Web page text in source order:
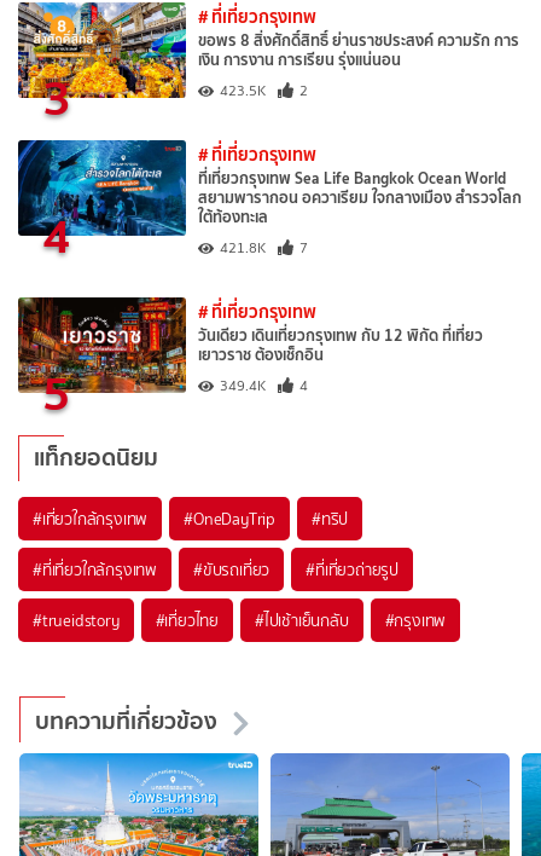
3
# ที่เที่ยวกรุงเทพ
ขอพร 8 สิ่งศักดิ์สิทธิ์ ย่านราชประสงค์ ความรัก การ
เงิน การงาน การเรียน รุ่งแน่นอน
423.5K 2
4
# ที่เที่ยวกรุงเทพ
ที่เที่ยวกรุงเทพ Sea Life Bangkok Ocean World
สยามพารากอน อควาเรียม ใจกลางเมือง สำรวจโลก
ใต้ท้องทะเล
421.8K 7
5
# ที่เที่ยวกรุงเทพ
วันเดียว เดินเที่ยวกรุงเทพ กับ 12 พิกัด ที่เที่ยว
เยาวราช ต้องเช็กอิน
349.4K 4
แท็กยอดนิยม
#เที่ยวใกล้กรุงเทพ #OneDayTrip #ทริป
#ที่เที่ยวใกล้กรุงเทพ #ขับรถเที่ยว #ที่เที่ยวถ่ายรูป
#trueidstory #เที่ยวไทย #ไปเช้าเย็นกลับ #กรุงเทพ
บทความที่เกี่ยวข้อง